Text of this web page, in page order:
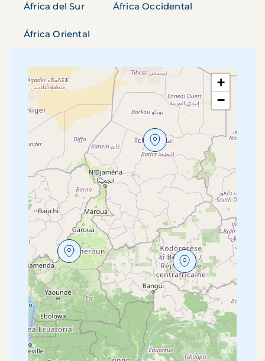
África del Sur África Occidental
África Oriental
+
−